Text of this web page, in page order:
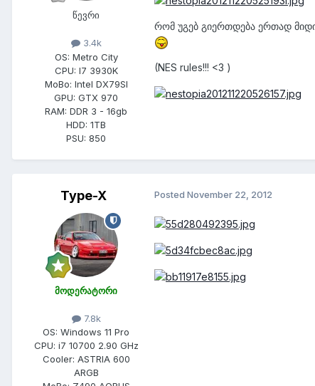
წევრი
3.4k
OS: Metro City
CPU: I7 3930K
MoBo: Intel DX79SI
GPU: GTX 970
RAM: DDR 3 - 16gb
HDD: 1TB
PSU: 850
რომ უგებ გიერთდება ერთად
(NES rules!!! <3 )
Type-X
მოდერატორი
7.8k
OS: Windows 11 Pro
CPU: i7 10700 2.90 GHz
Cooler: ASTRIA 600
ARGB
Posted November 22, 2012